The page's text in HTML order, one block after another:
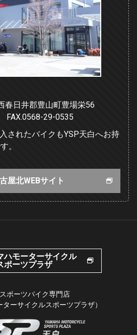
春日井郡豊山町豊場栄56
FAX.0568-29-0535
されたバイクもYSP天白へお持
。
屋北WEBサイト
ハモーターサイクル
ポーツプラザ
ポーツバイク専門店
ーサイクルスポーツプラザ）